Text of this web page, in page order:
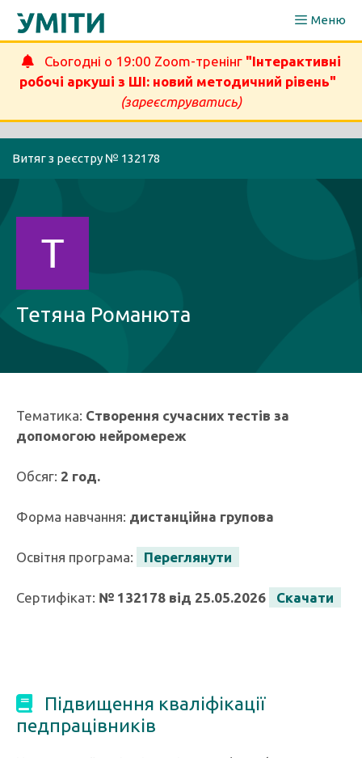
Перейти
Меню
Сьогодні о 19:00 Zoom-тренінг "Інтерактивні
робочі аркуші з ШІ: новий методичний рівень"
(зареєструватись)
Витяг з реєстру № 132178
Тетяна Романюта
Тематика: Створення сучасних тестів за
допомогою нейромереж
Обсяг: 2 год.
Форма навчання: дистанційна групова
Освітня програма: Переглянути
Сертифікат: № 132178 від 25.05.2026 Скачати
Підвищення кваліфікації
педпрацівників